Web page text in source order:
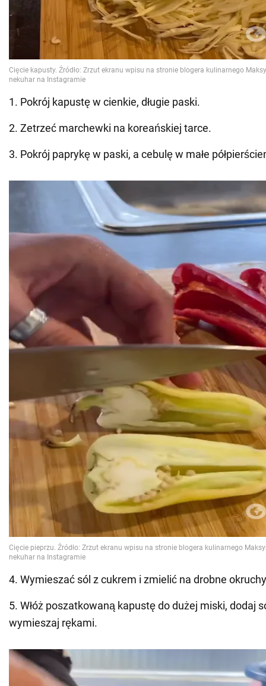
1. Pokrój kapustę w cienkie, długie paski.
2. Zetrzeć marchewki na koreańskiej tarce.
3. Pokrój paprykę w paski, a cebulę w małe
4. Wymieszać sól z cukrem i zmielić na drobne
5. Włóż poszatkowaną kapustę do dużej miski, dodaj
wymieszaj rękami.